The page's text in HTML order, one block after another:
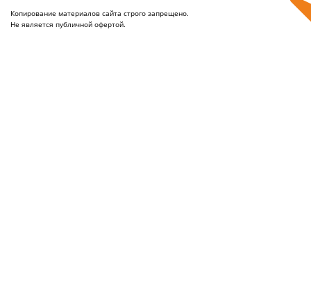
Копирование материалов сайта строго запрещено.
Не является публичной офертой.